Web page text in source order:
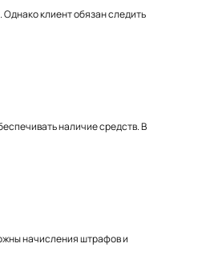
клиент обязан следить
наличие средств. В
начисления штрафов и